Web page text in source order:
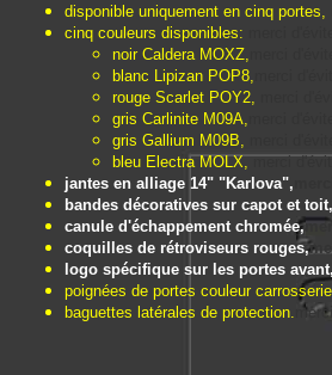
disponible uniquement en cinq portes,
cinq couleurs disponibles:
noir Caldera MOXZ,
blanc Lipizan POP8,
rouge Scarlet POY2,
gris Carlinite M09A,
gris Gallium M09B,
bleu Electra MOLX,merci
jantes en alliage 14" "Karlova",
bandes décoratives sur capot et toit,
canule d'échappement chromée,
coquilles de rétroviseurs rouges,
logo spécifique sur les portes avant,
poignées de portes couleur
baguettes latérales de protection.